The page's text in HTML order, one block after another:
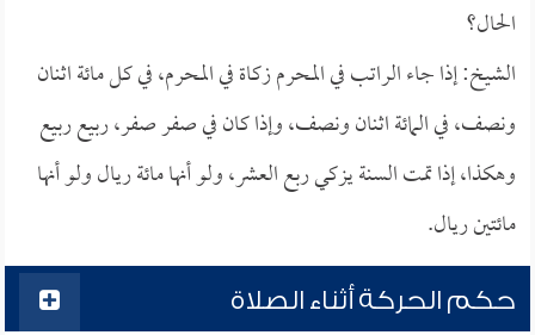
الحال؟
الشيخ: إذا جاء الراتب في المحرم زكاة في المحرم، في كل مائة اثنان
ونصف، في المائة اثنان ونصف، وإذا كان في صفر صفر، ربيع ربيع
وهكذا، إذا تمت السنة يزكي ربع العشر، ولو أنها مائة ريال ولو أنها
مائتين ريال.
حكم الحركة أثناء الصلاة